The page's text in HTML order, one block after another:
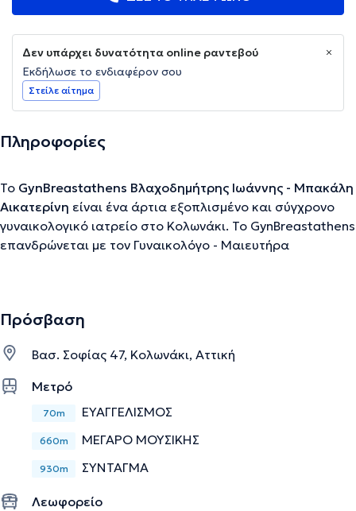
Δεν υπάρχει δυνατότητα online ραντεβού
Εκδήλωσε το ενδιαφέρον σου
Στείλε αίτημα
Πληροφορίες
Το GynBreastathens Βλαχοδημήτρης Ιωάννης - Μπακάλη
Αικατερίνη είναι ένα άρτια εξοπλισμένο και σύγχρονο
γυναικολογικό ιατρείο στο Κολωνάκι. Το GynBreastathens
επανδρώνεται με τον Γυναικολόγο - Μαιευτήρα
έχοντας εργασθεί για πάνω από 12 έτη σε εξειδικευμένα
παρακολουθήσουν τόσο τις φυσιολογικές εγκυμοσύνες
όσο και τις κυήσεις υψηλού κινδύνου, να διαχειριστούν
θέματα γυναικολογίας, γυναικολογικής ογκολογίας αλλά
και θέματα Μαστού που απασχολούν τις ασθενείς.
Την περιγραφή επιμελείται η ομάδα του doctoranytime βασισμένη σε
Πρόσβαση
Βασ. Σοφίας 47, Κολωνάκι, Αττική
Μετρό
70m ΕΥΑΓΓΕΛΙΣΜΟΣ
660m ΜΕΓΑΡΟ ΜΟΥΣΙΚΗΣ
930m ΣΥΝΤΑΓΜΑ
Λεωφορείο